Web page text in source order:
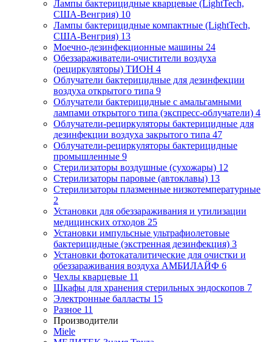
Лампы бактерицидные кварцевые (LightTech,
США-Венгрия) 10
Лампы бактерицидные компактные (LightTech,
США-Венгрия) 13
Моечно-дезинфекционные машины 24
Обеззараживатели-очистители воздуха
(рециркуляторы) ТИОН 4
Облучатели бактерицидные для дезинфекции
воздуха открытого типа 9
Облучатели бактерицидные с амальгамными
лампами открытого типа (экспресс-облучатели) 4
Облучатели-рециркуляторы бактерицидные для
дезинфекции воздуха закрытого типа 47
Облучатели-рециркуляторы бактерицидные
промышленные 9
Стерилизаторы воздушные (сухожары) 12
Стерилизаторы паровые (автоклавы) 13
Стерилизаторы плазменные низкотемпературные
2
Установки для обеззараживания и утилизации
медицинских отходов 25
Установки импульсные ультрафиолетовые
бактерицидные (экстренная дезинфекция) 3
Установки фотокаталитические для очистки и
обеззараживания воздуха АМБИЛАЙФ 6
Чехлы кварцевые 11
Шкафы для хранения стерильных эндоскопов 7
Электронные балласты 15
Разное 11
Производители
Miele